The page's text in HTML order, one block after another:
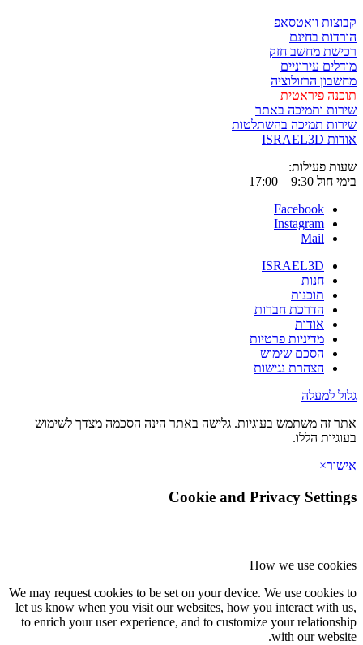
קבוצות וואטסאפ
הורדות בחינם
רכישת מחשב חזק
מודלים עירוניים
מחשבון הרזולוציה
תוכנה פיראטית
שירות ותמיכה באתר
שירות תמיכה בהשתלטות
אודות ISRAEL3D
שעות פעילות:
בימי חול 9:30 – 17:00
Facebook
Instagram
Mail
ISRAEL3D
חנות
תוכנות
הדרכת חברות
אודות
מדיניות פרטיות
הסכם שימוש
הצהרת נגישות
גלול למעלה
אתר זה משתמש בעוגיות. גלישה באתר הינה הסכמה מצדך לשימוש
בעוגיות הללו.
אישור×
Cookie and Privacy Settings
How we use cookies
We may request cookies to be set on your device. We use cookies to
let us know when you visit our websites, how you interact with us,
to enrich your user experience, and to customize your relationship
with our website.